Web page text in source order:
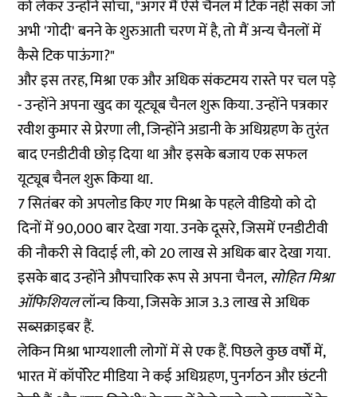
को लेकर उन्होंने सोचा, "अगर मैं ऐसे चैनल में टिक नहीं सका जो
अभी 'गोदी' बनने के शुरुआती चरण में है, तो मैं अन्य चैनलों में
कैसे टिक पाऊंगा?"
और इस तरह, मिश्रा एक और अधिक संकटमय रास्ते पर चल पड़े
- उन्होंने अपना खुद का यूट्यूब चैनल शुरू किया. उन्होंने पत्रकार
रवीश कुमार से प्रेरणा ली, जिन्होंने अडानी के अधिग्रहण के तुरंत
बादएनडीटीवी छोड़ दियाथा और इसके बजाय एक सफल
यूट्यूब चैनल शुरू किया था.
7 सितंबर को अपलोड किए गए मिश्रा केपहले वीडियोको दो
दिनों में 90,000 बार देखा गया. उनके दूसरे, जिसमें एनडीटीवी
की नौकरी से विदाई ली, को20 लाखसे अधिक बार देखा गया.
इसके बाद उन्होंने औपचारिक रूप से अपना चैनल,सोहित मिश्रा
ऑफिशियललॉन्च किया, जिसके आज 3.3 लाख से अधिक
सब्सक्राइबर हैं.
लेकिन मिश्रा भाग्यशाली लोगों में से एक हैं. पिछले कुछ वर्षों में,
भारत में कॉर्पोरेट मीडिया ने कई अधिग्रहण, पुनर्गठन और छंटनी